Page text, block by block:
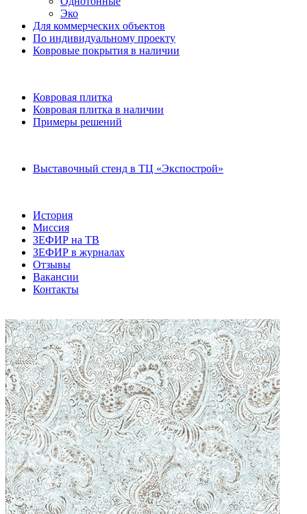
Эко
Для коммерческих объектов
По индивидуальному проекту
Ковровые покрытия в наличии
Ковровая плитка
Ковровая плитка в наличии
Примеры решений
Выставочный стенд в ТЦ «Экспострой»
История
Миссия
ЗЕФИР на ТВ
ЗЕФИР в журналах
Отзывы
Вакансии
Контакты